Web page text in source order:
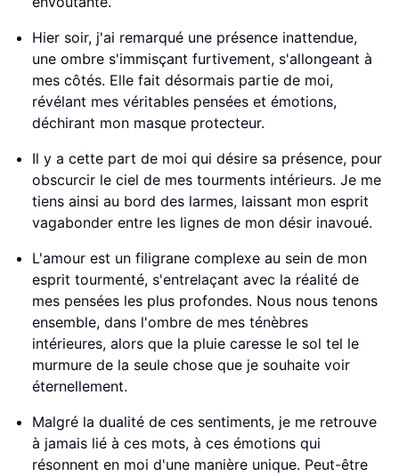
Hier soir, j'ai remarqué une présence inattendue,
une ombre s'immisçant furtivement, s'allongeant à
mes côtés. Elle fait désormais partie de moi,
révélant mes véritables pensées et émotions,
déchirant mon masque protecteur.
Il y a cette part de moi qui désire sa présence, pour
obscurcir le ciel de mes tourments intérieurs. Je me
tiens ainsi au bord des larmes, laissant mon esprit
vagabonder entre les lignes de mon désir inavoué.
L'amour est un filigrane complexe au sein de mon
esprit tourmenté, s'entrelaçant avec la réalité de
mes pensées les plus profondes. Nous nous tenons
ensemble, dans l'ombre de mes ténèbres
intérieures, alors que la pluie caresse le sol tel le
murmure de la seule chose que je souhaite voir
éternellement.
Malgré la dualité de ces sentiments, je me retrouve
à jamais lié à ces mots, à ces émotions qui
résonnent en moi d'une manière unique. Peut-être